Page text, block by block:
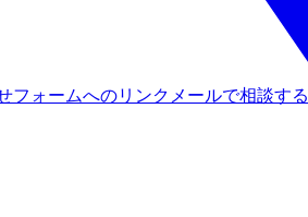
フォームへのリンク メールで相談する